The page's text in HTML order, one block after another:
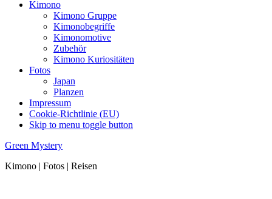
Kimono
Kimono Gruppe
Kimonobegriffe
Kimonomotive
Zubehör
Kimono Kuriositäten
Fotos
Japan
Planzen
Impressum
Cookie-Richtlinie (EU)
Skip to menu toggle button
Green Mystery
Kimono | Fotos | Reisen